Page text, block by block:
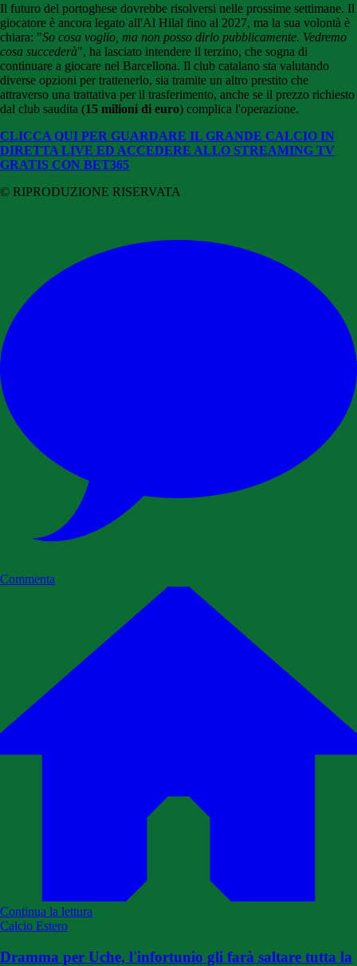
Il futuro del portoghese dovrebbe risolversi nelle prossime settimane. Il
giocatore è ancora legato all'Al Hilal fino al 2027, ma la sua volontà è
chiara: "So cosa voglio, ma non posso dirlo pubblicamente. Vedremo
cosa succederà", ha lasciato intendere il terzino, che sogna di
continuare a giocare nel Barcellona. Il club catalano sta valutando
diverse opzioni per trattenerlo, sia tramite un altro prestito che
attraverso una trattativa per il trasferimento, anche se il prezzo richiesto
dal club saudita (15 milioni di euro) complica l'operazione.
CLICCA QUI PER GUARDARE IL GRANDE CALCIO IN
DIRETTA LIVE ED ACCEDERE ALLO STREAMING TV
GRATIS CON BET365
© RIPRODUZIONE RISERVATA
Commenta
Continua la lettura
Calcio Estero
Dramma per Uche, l'infortunio gli farà saltare tutta la